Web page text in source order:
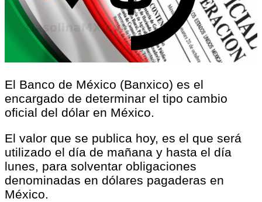
El Banco de México (Banxico) es el
encargado de determinar el tipo cambio
oficial del dólar en México.
El valor que se publica hoy, es el que será
utilizado el día de mañana y hasta el día
lunes, para solventar obligaciones
denominadas en dólares pagaderas en
México.